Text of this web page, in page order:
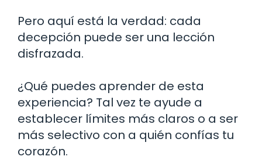
Pero aquí está la verdad: cada
decepción puede ser una lección
disfrazada.
¿Qué puedes aprender de esta
experiencia? Tal vez te ayude a
establecer límites más claros o a ser
más selectivo con a quién confías tu
corazón.